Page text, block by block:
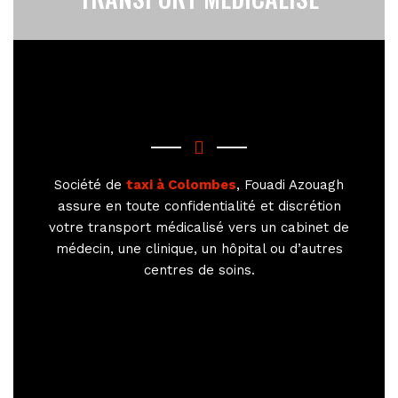
Société de taxi à Colombes, Fouadi Azouagh
assure en toute confidentialité et discrétion
votre transport médicalisé vers un cabinet de
médecin, une clinique, un hôpital ou d’autres
centres de soins.